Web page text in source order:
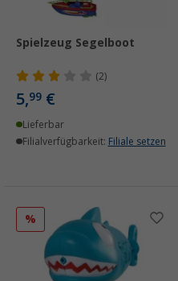
Spielzeug Segelboot
(2)
5,99 €
Lieferbar
Filialverfügbarkeit: Filiale setzen
%